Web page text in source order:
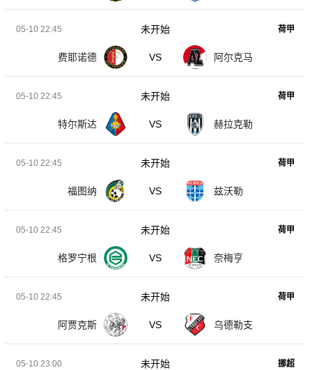
05-10 22:45 荷甲
费耶诺德 VS 阿尔克马
未开始
05-10 22:45 荷甲
特尔斯达 VS 赫拉克勒
未开始
05-10 22:45 荷甲
福图纳 VS 兹沃勒
未开始
05-10 22:45 荷甲
格罗宁根 VS 奈梅亨
未开始
05-10 22:45 荷甲
阿贾克斯 VS 乌德勒支
未开始
05-10 23:00 挪超
未开始